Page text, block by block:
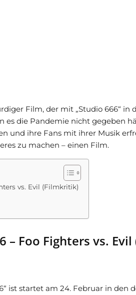
Film, der mit „Studio 666“ in
es die Pandemie nicht gegeben
und ihre Fans mit ihrer Musik
zu machen – einen Film.
vs. Evil (Filmkritik)
– Foo Fighters vs.
ist startet am 24. Februar in den